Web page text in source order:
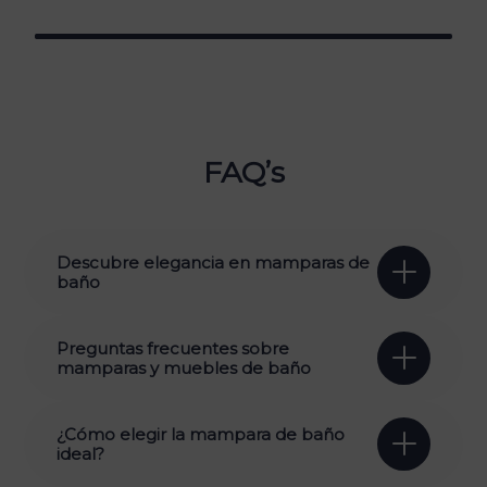
FAQ’s
Descubre elegancia en mamparas de
baño
Preguntas frecuentes sobre
mamparas y muebles de baño
¿Cómo elegir la mampara de baño
ideal?